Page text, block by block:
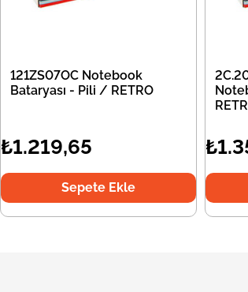
121ZS07OC Notebook
Bataryası - Pili / RETRO
₺1.219,65
Sepete Ekle